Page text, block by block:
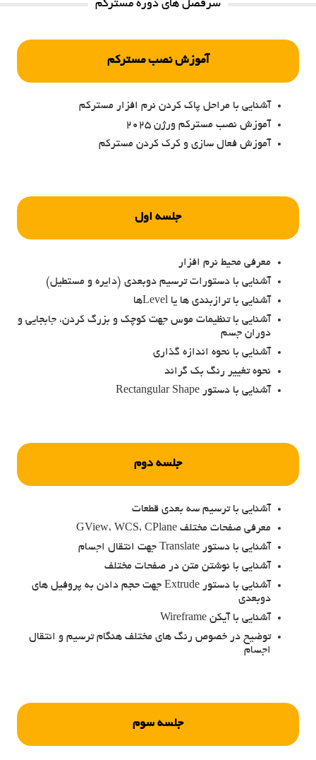
سرفصل های دوره مسترکم
آموزش نصب مسترکم
آشنایی با مراحل پاک کردن نرم افزار مسترکم
آموزش نصب مسترکم ورژن 2025
آموزش فعال سازی و کرک کردن مسترکم
جلسه اول
معرفی محیط نرم افزار
آشنایی با دستورات ترسیم دوبعدی (دایره و مستطیل)
آشنایی با ترازبندی ها یا Levelها
آشنایی با تنظیمات موس جهت کوچک و بزرگ کردن، جابجایی و
دوران جسم
آشنایی با نحوه اندازه گذاری
نحوه تغییر رنگ بک گراند
آشنایی با دستور Rectangular Shape
جلسه دوم
آشنایی با ترسیم سه بعدی قطعات
معرفی صفحات مختلف GView، WCS، CPlane
آشنایی با دستور Translate جهت انتقال اجسام
آشنایی با نوشتن متن در صفحات مختلف
آشنایی با دستور Extrude جهت حجم دادن به پروفیل های
دوبعدی
آشنایی با آیکن Wireframe
توضیح در خصوص رنگ های مختلف هنگام ترسیم و انتقال
اجسام
جلسه سوم